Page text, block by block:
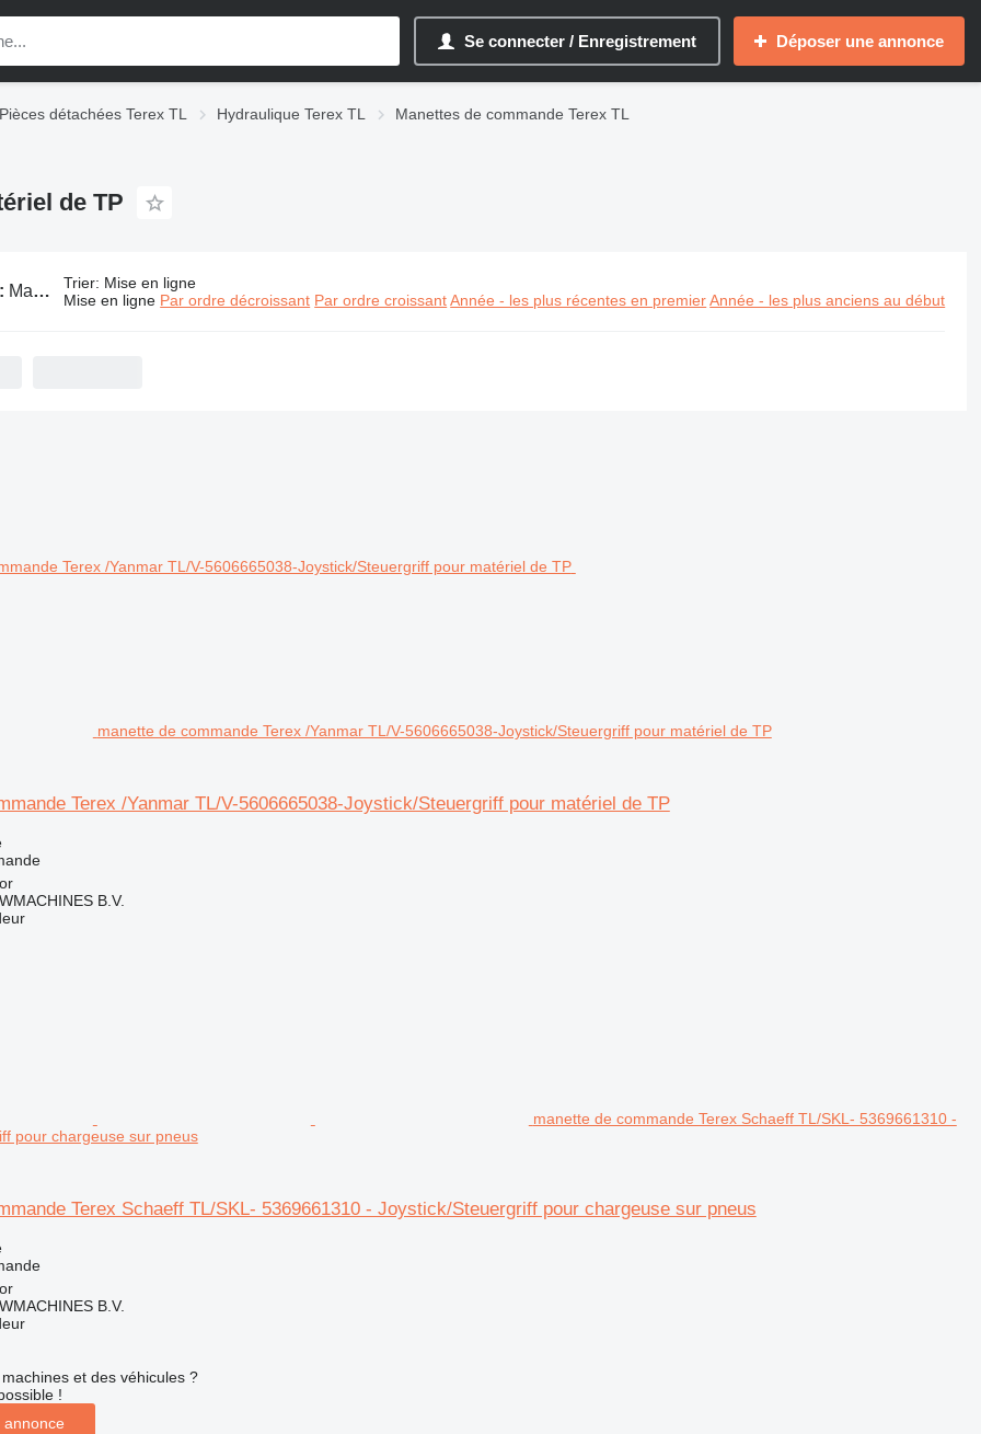
Se connecter / Enregistrement Déposer une annonce
Pièces détachées Terex TL Hydraulique Terex TL
Manettes de commande Terex TL
de TP
Manettes de commande Terex TL pour matériel de TP Trier: Mise en ligne
Mise en ligne Par ordre décroissant Par ordre croissant Année - les plus récentes en premier Année - les plus anciens au début
manette de commande Terex /Yanmar TL/V-5606665038-Joystick/Steuergriff pour matériel de TP
Terex /Yanmar TL/V-5606665038-Joystick/Steuergriff pour matériel de TP
B.V.
manette de commande Terex Schaeff TL/SKL- 5369661310 -
pour chargeuse sur pneus
Terex Schaeff TL/SKL- 5369661310 - Joystick/Steuergriff pour chargeuse sur pneus
B.V.
et des véhicules ?
!
annonce